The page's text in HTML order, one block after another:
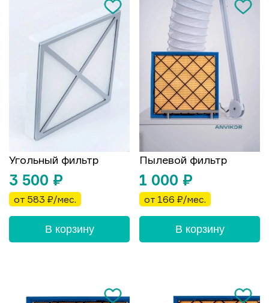
Угольный фильтр
3 500 ₽
от 583 ₽/мес.
В корзину
Пылевой фильтр
1 000 ₽
от 166 ₽/мес.
В корзину